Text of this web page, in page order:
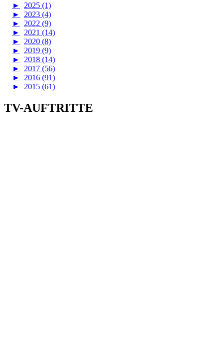
►
2025 (1)
►
2023 (4)
►
2022 (9)
►
2021 (14)
►
2020 (8)
►
2019 (9)
►
2018 (14)
►
2017 (56)
►
2016 (91)
►
2015 (61)
TV-AUFTRITTE